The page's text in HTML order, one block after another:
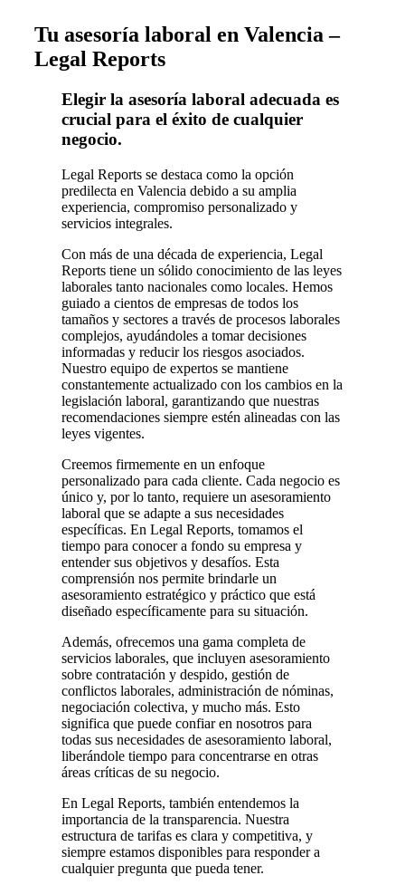
Tu asesoría laboral en Valencia –
Legal Reports
Elegir la asesoría laboral adecuada es
crucial para el éxito de cualquier
negocio.
Legal Reports se destaca como la opción
predilecta en Valencia debido a su amplia
experiencia, compromiso personalizado y
servicios integrales.
Con más de una década de experiencia, Legal
Reports tiene un sólido conocimiento de las leyes
laborales tanto nacionales como locales. Hemos
guiado a cientos de empresas de todos los
tamaños y sectores a través de procesos laborales
complejos, ayudándoles a tomar decisiones
informadas y reducir los riesgos asociados.
Nuestro equipo de expertos se mantiene
constantemente actualizado con los cambios en la
legislación laboral, garantizando que nuestras
recomendaciones siempre estén alineadas con las
leyes vigentes.
Creemos firmemente en un enfoque
personalizado para cada cliente. Cada negocio es
único y, por lo tanto, requiere un asesoramiento
laboral que se adapte a sus necesidades
específicas. En Legal Reports, tomamos el
tiempo para conocer a fondo su empresa y
entender sus objetivos y desafíos. Esta
comprensión nos permite brindarle un
asesoramiento estratégico y práctico que está
diseñado específicamente para su situación.
Además, ofrecemos una gama completa de
servicios laborales, que incluyen asesoramiento
sobre contratación y despido, gestión de
conflictos laborales, administración de nóminas,
negociación colectiva, y mucho más. Esto
significa que puede confiar en nosotros para
todas sus necesidades de asesoramiento laboral,
liberándole tiempo para concentrarse en otras
áreas críticas de su negocio.
En Legal Reports, también entendemos la
importancia de la transparencia. Nuestra
estructura de tarifas es clara y competitiva, y
siempre estamos disponibles para responder a
cualquier pregunta que pueda tener.